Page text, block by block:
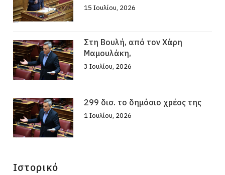
15 Ιουλίου, 2026
Στη Βουλή, από τον Χάρη
Μαμουλάκη,
3 Ιουλίου, 2026
299 δισ. το δημόσιο χρέος της
1 Ιουλίου, 2026
Ιστορικό